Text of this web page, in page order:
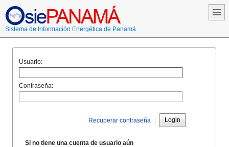
Sistema de Información Energética de Panamá
Usuario:
Contraseña:
Recuperar contraseña | Login
Si no tiene una cuenta de usuario aún